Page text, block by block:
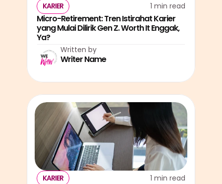
KARIER 1 min read
Micro-Retirement: Tren Istirahat Karier
yang Mulai Dilirik Gen Z. Worth It Enggak,
Ya?
Written by
Writer Name
KARIER 1 min read